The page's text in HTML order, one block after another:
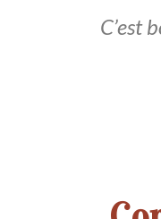
C’est